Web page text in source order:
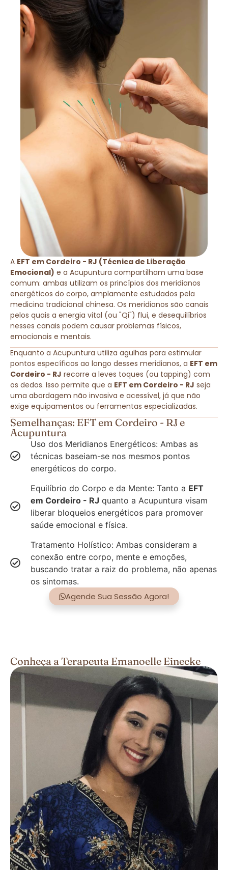
A EFT em Cordeiro - RJ (Técnica de Liberação
Emocional) e a Acupuntura compartilham uma base
comum: ambas utilizam os princípios dos meridianos
energéticos do corpo, amplamente estudados pela
medicina tradicional chinesa. Os meridianos são canais
pelos quais a energia vital (ou "Qi") flui, e desequilíbrios
nesses canais podem causar problemas físicos,
emocionais e mentais.
Enquanto a Acupuntura utiliza agulhas para estimular
pontos específicos ao longo desses meridianos, a EFT em
Cordeiro - RJ recorre a leves toques (ou tapping) com
os dedos. Isso permite que a EFT em Cordeiro - RJ seja
uma abordagem não invasiva e acessível, já que não
exige equipamentos ou ferramentas especializadas.
Semelhanças: EFT em Cordeiro - RJ e
Acupuntura
Uso dos Meridianos Energéticos: Ambas as
técnicas baseiam-se nos mesmos pontos
energéticos do corpo.
Equilíbrio do Corpo e da Mente: Tanto a EFT
em Cordeiro - RJ quanto a Acupuntura visam
liberar bloqueios energéticos para promover
saúde emocional e física.
Tratamento Holístico: Ambas consideram a
conexão entre corpo, mente e emoções,
buscando tratar a raiz do problema, não apenas
os sintomas.
Agende Sua Sessão Agora!
Conheça a Terapeuta Emanoelle Einecke